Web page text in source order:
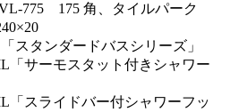
775 175 角、タイルパーク
スタンダードバスシリーズ」
「サーモスタット付きシャワー
「スライドバー付シャワーフッ